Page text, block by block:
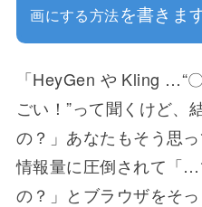
画にする方法を書きま
「HeyGen や Kling …“
ごい！”って聞くけど、
の？」あなたもそう思
情報量に圧倒されて「
の？」とブラウザをそっ